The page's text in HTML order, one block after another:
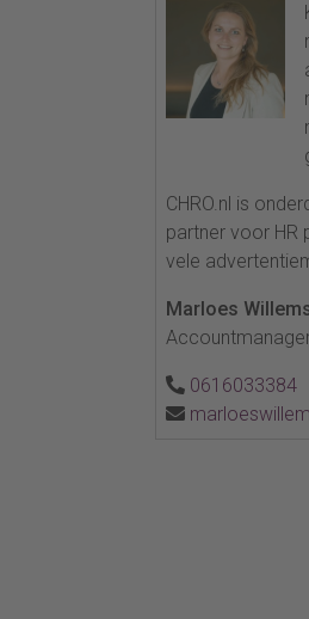
CHRO.nl is
partner voor HR
vele
Marloes
0616033384